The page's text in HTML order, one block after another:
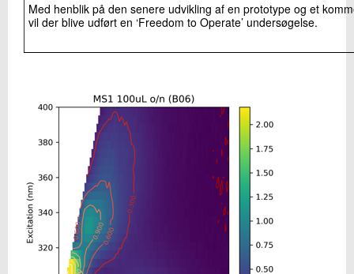
Med henblik på den senere udvikling af en prototype og et
vil der blive udført en ‘Freedom to Operate’ undersøgelse.